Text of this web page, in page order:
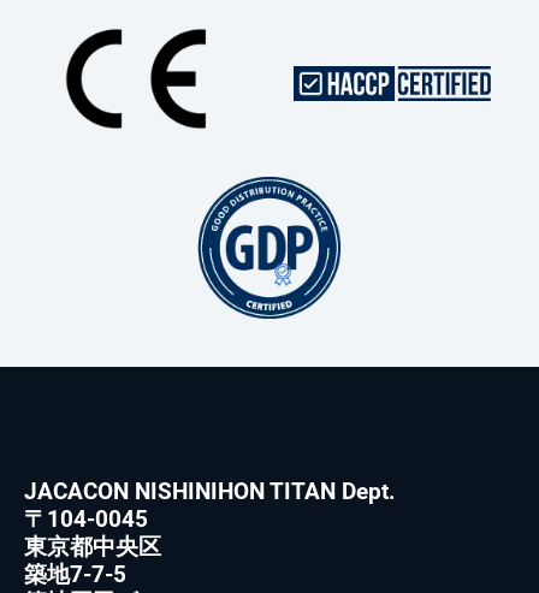
JACACON NISHINIHON TITAN Dept.
〒104-0045
東京都中央区
築地7-7-5